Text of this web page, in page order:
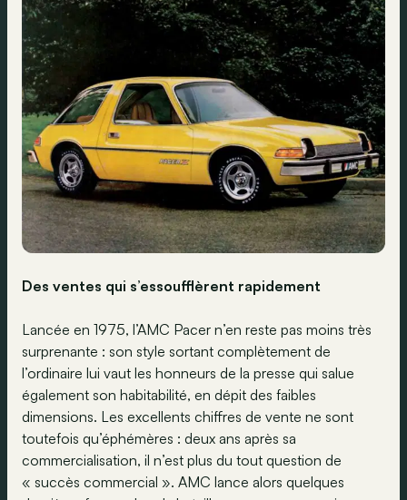
Des ventes qui s’essoufflèrent rapidement
Lancée en 1975, l’AMC Pacer n’en reste pas moins très
surprenante : son style sortant complètement de
l’ordinaire lui vaut les honneurs de la presse qui salue
également son habitabilité, en dépit des faibles
dimensions. Les excellents chiffres de vente ne sont
toutefois qu’éphémères : deux ans après sa
commercialisation, il n’est plus du tout question de
« succès commercial ». AMC lance alors quelques